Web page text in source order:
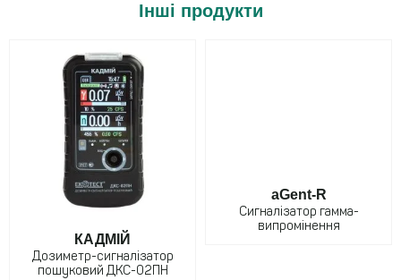
Інші продукти
КАДМІЙ
Дозиметр-сигналізатор
пошуковий ДКС-02ПН
aGent-R
Сигналізатор гамма-
випромінення